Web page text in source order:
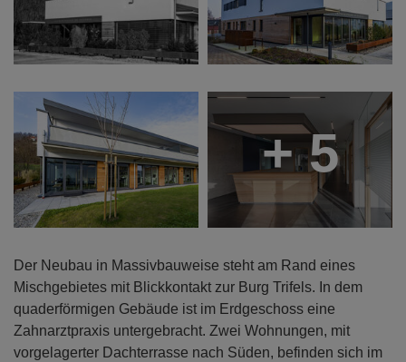
+ 5
Der Neubau in Massivbauweise steht am Rand eines
Mischgebietes mit Blickkontakt zur Burg Trifels. In dem
quaderförmigen Gebäude ist im Erdgeschoss eine
Zahnarztpraxis untergebracht. Zwei Wohnungen, mit
vorgelagerter Dachterrasse nach Süden, befinden sich im